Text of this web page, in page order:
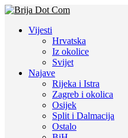
Vijesti
Hrvatska
Iz okolice
Svijet
Najave
Rijeka i Istra
Zagreb i okolica
Osijek
Split i Dalmacija
Ostalo